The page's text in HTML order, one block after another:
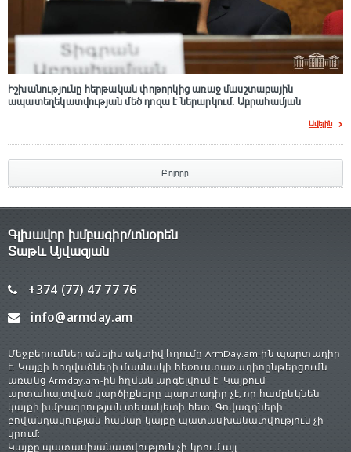
Իշխանությունը հերթական փոթորկից առաջ մասշտաբային
ապատեղեկատվության մեծ դnզա է ներարկում․ Աբրահամյան
Ավելին
Բոլորը
Գլխավոր խմբագիր/տնօրեն
Տաթև Այվազյան
+374 (77) 47 77 76
info@armday.am
Մեջբերումներ անելիս ակտիվ հղումը ArmDay.am-ին պարտադիր
է: Կայքի հոդվածների մասնակի հեռուստառադիոընթերցումն
առանց Armday.am-ին հղման արգելվում է: Կայքում
արտահայտված կարծիքները պարտադիր չէ, որ համընկնեն
կայքի խմբագրության տեսակետի հետ: Գովազդների
բովանդակության համար կայքը պատասխանատվություն չի
կրում:
Կայքը պատասխանատվություն չի կրում այլ